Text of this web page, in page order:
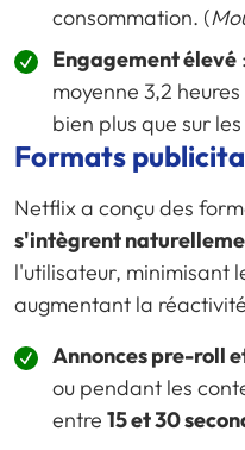
consommation. (
Engagement élevé
moyenne 3,2
bien plus que sur
Formats
Netflix a conçu des
s'intègrent
l'utilisateur, minimisant
augmentant la
Annonces pre-roll
ou pendant les
entre 15 et 30